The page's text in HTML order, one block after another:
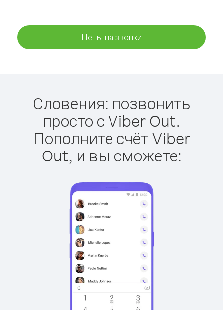
Цены на звонки
Словения: позвонить
просто с Viber Out.
Пополните счёт Viber
Out, и вы сможете: